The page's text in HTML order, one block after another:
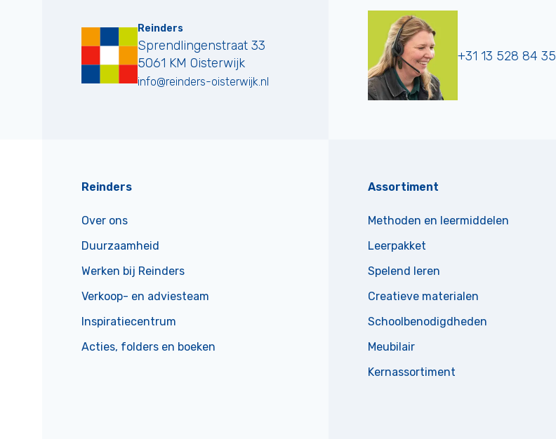
Reinders
Sprendlingenstraat 33
5061 KM Oisterwijk
info@reinders-oisterwijk.nl
+31 13 528 84 35
Reinders
Over ons
Duurzaamheid
Werken bij Reinders
Verkoop- en adviesteam
Inspiratiecentrum
Acties, folders en boeken
Assortiment
Methoden en leermiddelen
Leerpakket
Spelend leren
Creatieve materialen
Schoolbenodigdheden
Meubilair
Kernassortiment